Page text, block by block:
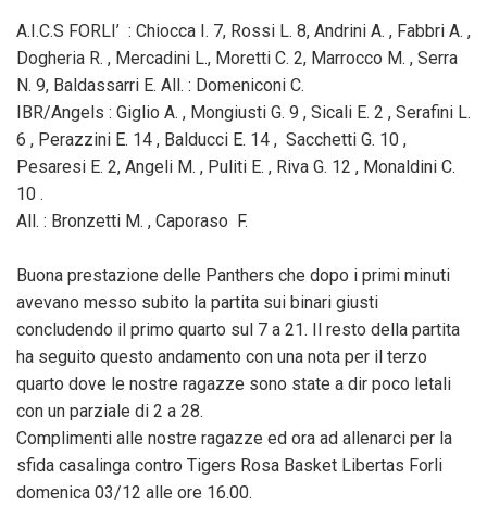
A.I.C.S FORLI’ : Chiocca I. 7, Rossi L. 8, Andrini A. , Fabbri A. ,
Dogheria R. , Mercadini L., Moretti C. 2, Marrocco M. , Serra
N. 9, Baldassarri E. All. : Domeniconi C.
IBR/Angels : Giglio A. , Mongiusti G. 9 , Sicali E. 2 , Serafini L.
6 , Perazzini E. 14 , Balducci E. 14 , Sacchetti G. 10 ,
Pesaresi E. 2, Angeli M. , Puliti E. , Riva G. 12 , Monaldini C.
10 .
All. : Bronzetti M. , Caporaso F.
Buona prestazione delle Panthers che dopo i primi minuti
avevano messo subito la partita sui binari giusti
concludendo il primo quarto sul 7 a 21. Il resto della partita
ha seguito questo andamento con una nota per il terzo
quarto dove le nostre ragazze sono state a dir poco letali
con un parziale di 2 a 28.
Complimenti alle nostre ragazze ed ora ad allenarci per la
sfida casalinga contro Tigers Rosa Basket Libertas Forli
domenica 03/12 alle ore 16.00.